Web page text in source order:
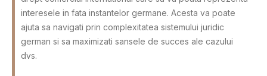
interesele in fata instantelor germane. Acesta va poate
ajuta sa navigati prin complexitatea sistemului juridic
german si sa maximizati sansele de succes ale cazului
dvs.